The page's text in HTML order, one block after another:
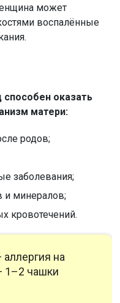
может
воспалённые
оказать
матери:
родов;
заболевания;
и минералов;
кровотечений.
на
1–2 чашки